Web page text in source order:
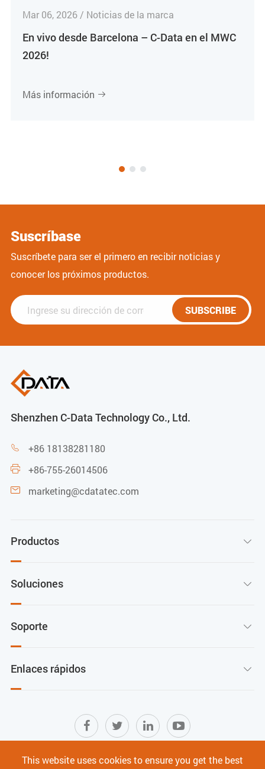
Mar 06, 2026 / Noticias de la marca
En vivo desde Barcelona – C-Data en el MWC
2026!
Más información 
Suscríbase
Suscríbete para ser el primero en recibir noticias y
conocer los próximos productos.
SUBSCRIBE
Shenzhen C-Data Technology Co., Ltd.
 +86 18138281180
 +86-755-26014506
 marketing@cdatatec.com
Productos 
Soluciones 
Soporte 
Enlaces rápidos 
This website uses cookies to ensure you get the best